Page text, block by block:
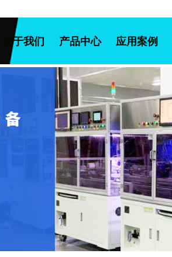
关于我们 产品中心 应用案例